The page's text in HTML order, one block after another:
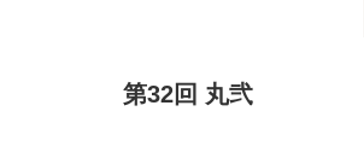
第32回 丸弐